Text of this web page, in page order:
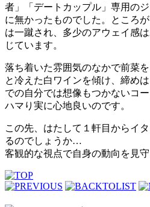
者」「デートカップル」専用の
に無かったものでした。ところ
は一蹴され、多少のアウェイ感
じています。
落ち着いた雰囲気のなかで前菜
と冷えた白ワインを傾け、締め
での自分では想像もつかないコ
ハマり実に心地良いのです。
この先、はたして１軒目からイ
るのでしょうか…
客観的な視点で自身の動向を見